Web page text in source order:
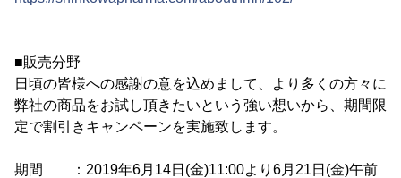
■販売分野
日頃の皆様への感謝の意を込めまして、より多くの方々に
弊社の商品をお試し頂きたいという強い想いから、期間限
定で割引きキャンペーンを実施致します。
期間 ：2019年6月14日(金)11:00より6月21日(金)午前